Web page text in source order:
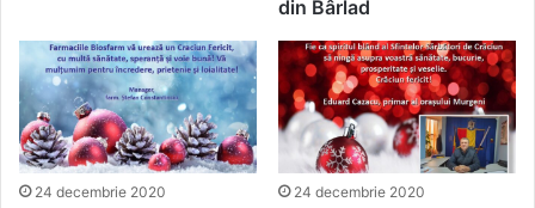
din Bârlad
24 decembrie 2020 24 decembrie 2020